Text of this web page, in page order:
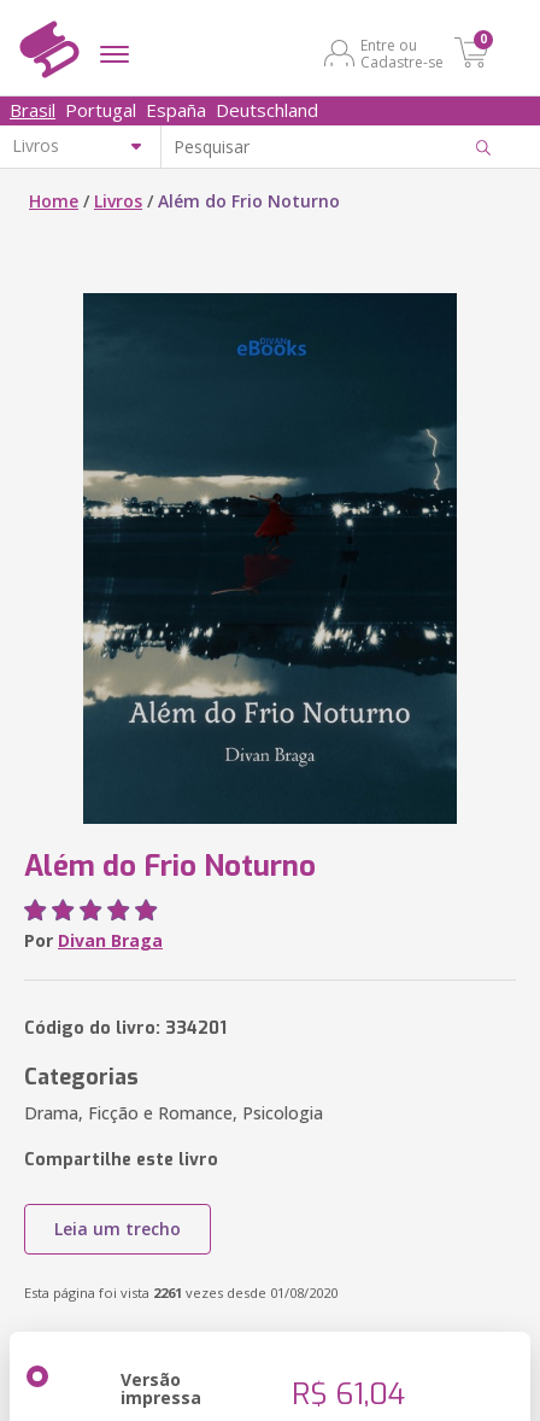
Entre ou
Cadastre-se
0
Brasil Portugal España Deutschland
Home / Livros /Além do Frio Noturno
Além do Frio Noturno
Por Divan Braga
Código do livro: 334201
Categorias
Drama, Ficção e Romance, Psicologia
Compartilhe este livro
Leia um trecho
Esta página foi vista 2261 vezes desde 01/08/2020
Versão
impressa R$ 61,04